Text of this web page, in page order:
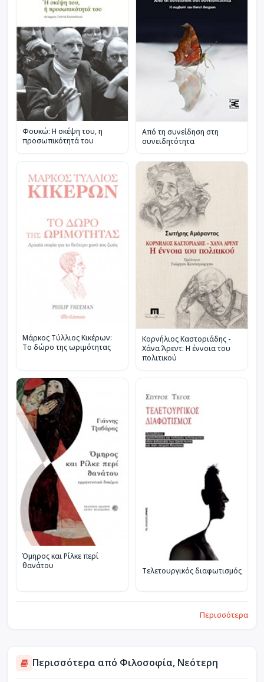
Φουκώ: Η σκέψη του, η
προσωπικότητά του
Από τη συνείδηση στη
συνειδητότητα
Μάρκος Τύλλιος Κικέρων:
Το δώρο της ωριμότητας
Κορνήλιος Καστοριάδης -
Χάνα Άρεντ: Η έννοια του
πολιτικού
Όμηρος και Ρίλκε περί
θανάτου
Τελετουργικός διαφωτισμός
Περισσότερα
Περισσότερα από Φιλοσοφία, Νεότερη